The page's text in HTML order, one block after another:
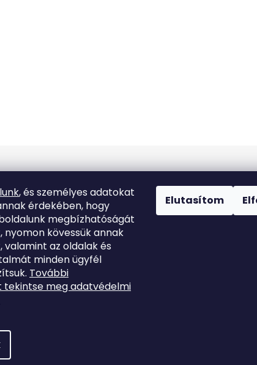
, és személyes adatokat
érdekében, hogy
megbízhatóságát
nyomon kövessük annak
az oldalak és
minden ügyfél
További
meg adatvédelmi
Elutasítom
Kapcsolat
info@marutina.hu
+421911050251